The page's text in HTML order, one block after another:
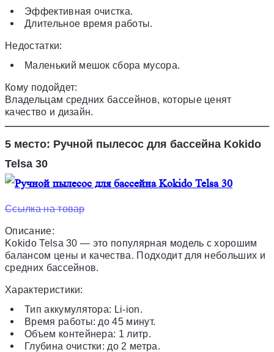
Эффективная очистка.
Длительное время работы.
Недостатки:
Маленький мешок сбора мусора.
Кому подойдет:
Владельцам средних бассейнов, которые ценят
качество и дизайн.
5 место: Ручной пылесос для бассейна Kokido
Telsa 30
Ссылка на товар
Описание:
Kokido Telsa 30 — это популярная модель с хорошим
балансом цены и качества. Подходит для небольших и
средних бассейнов.
Характеристики:
Тип аккумулятора: Li-ion.
Время работы: до 45 минут.
Объем контейнера: 1 литр.
Глубина очистки: до 2 метра.